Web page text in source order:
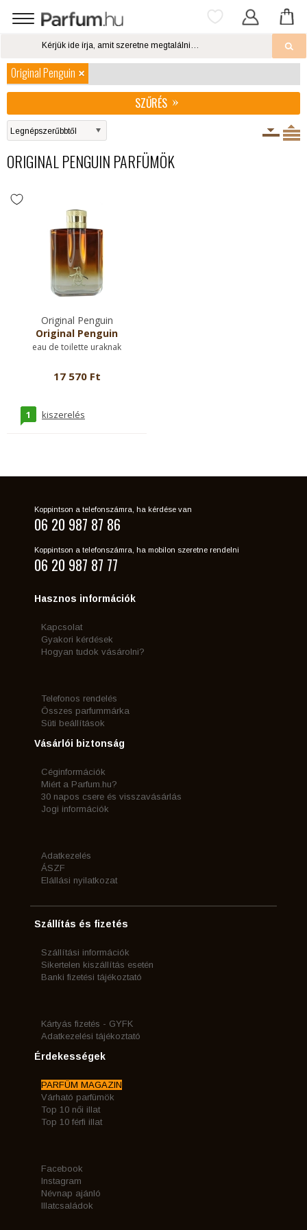
Original Penguin
SZŰRÉS
ORIGINAL PENGUIN PARFÜMÖK
Original Penguin
Original Penguin
eau de toilette uraknak
17 570 Ft
1 kiszerelés
Koppintson a telefonszámra, ha kérdése van
06 20 987 87 86
Koppintson a telefonszámra, ha mobilon szeretne rendelni
06 20 987 87 77
Hasznos információk
Kapcsolat
Gyakori kérdések
Hogyan tudok vásárolni?
Telefonos rendelés
Összes parfummárka
Süti beállítások
Vásárlói biztonság
Céginformációk
Miért a Parfum.hu?
30 napos csere és visszavásárlás
Jogi információk
Adatkezelés
ÁSZF
Elállási nyilatkozat
Szállítás és fizetés
Szállítási információk
Sikertelen kiszállítás esetén
Banki fizetési tájékoztató
Kártyás fizetés - GYFK
Adatkezelési tájékoztató
Érdekességek
PARFÜM MAGAZIN
Várható parfümök
Top 10 női illat
Top 10 férfi illat
Facebook
Instagram
Névnap ajánló
Illatcsaládok